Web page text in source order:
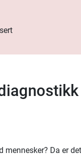
mennesker? Da er